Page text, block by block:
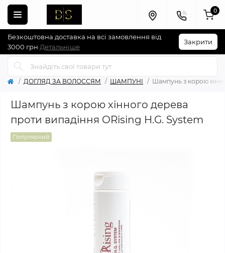
Безкоштовна доставка на всі замовлення від
3000 грн Детальніше
Закрити
0
ДОГЛЯД ЗА ВОЛОССЯМ ШАМПУНІ Шампунь з корою
Шампунь з корою хінного дерева
проти випадіння ORising H.G. System
Популярний